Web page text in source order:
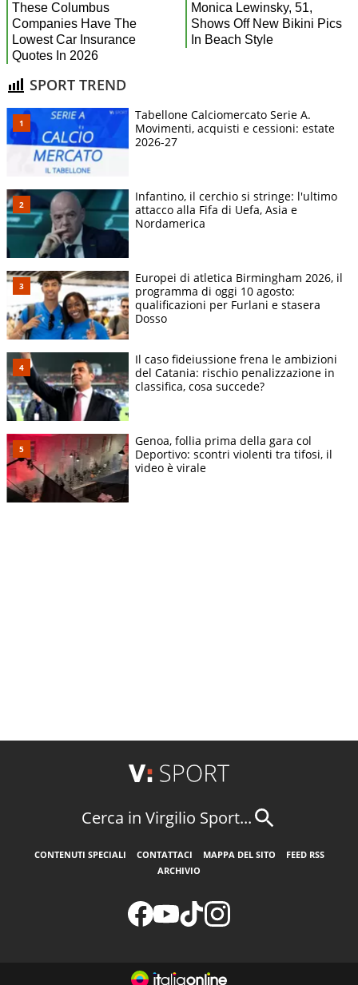
SPORT TREND
Tabellone Calciomercato Serie A.
Movimenti, acquisti e cessioni: estate
2026-27
Infantino, il cerchio si stringe: l'ultimo
attacco alla Fifa di Uefa, Asia e
Nordamerica
Europei di atletica Birmingham 2026, il
programma di oggi 10 agosto:
qualificazioni per Furlani e stasera
Dosso
Il caso fideiussione frena le ambizioni
del Catania: rischio penalizzazione in
classifica, cosa succede?
Genoa, follia prima della gara col
Deportivo: scontri violenti tra tifosi, il
video è virale
Cerca in Virgilio Sport...
CONTENUTI SPECIALI CONTATTACI MAPPA DEL SITO
FEED RSS
ARCHIVIO